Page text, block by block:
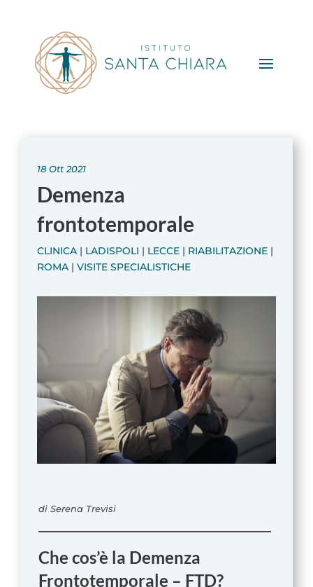
18 Ott 2021
Demenza
frontotemporale
CLINICA| LADISPOLI | LECCE| RIABILITAZIONE|
ROMA| VISITE SPECIALISTICHE
di Serena Trevisi
Che cos’è la Demenza
Frontotemporale – FTD?